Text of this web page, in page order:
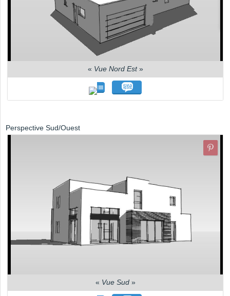
« Vue Nord Est»
Perspective Sud/Ouest
« Vue Sud»